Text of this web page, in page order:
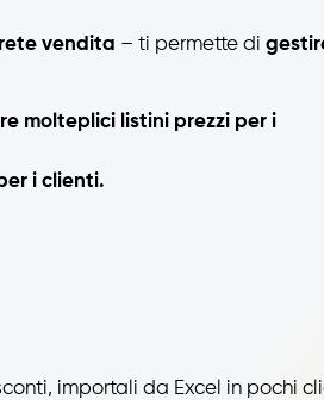
vendita – ti permette di
molteplici listini prezzi per i
i clienti.
importali da Excel in pochi